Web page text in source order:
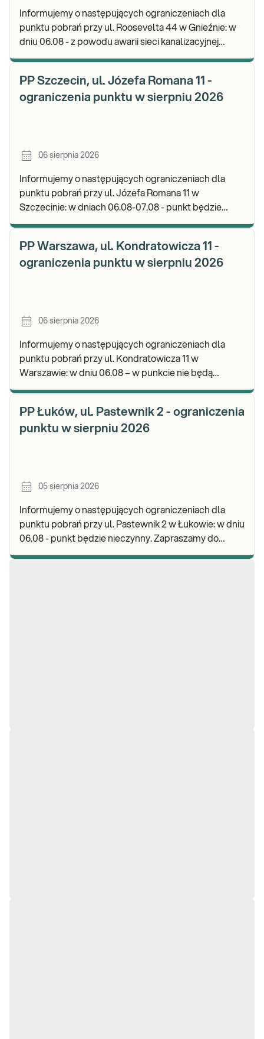
Informujemy o następujących ograniczeniach dla
punktu pobrań przy ul. Roosevelta 44 w Gnieźnie: w
dniu 06.08 - z powodu awarii sieci kanalizacyjnej
PP Szczecin, ul. Józefa Romana 11 -
ograniczenia punktu w sierpniu 2026
06 sierpnia 2026
Informujemy o następujących ograniczeniach dla
punktu pobrań przy ul. Józefa Romana 11 w
Szczecinie: w dniach 06.08-07.08 - punkt będzie
PP Warszawa, ul. Kondratowicza 11 -
ograniczenia punktu w sierpniu 2026
06 sierpnia 2026
Informujemy o następujących ograniczeniach dla
punktu pobrań przy ul. Kondratowicza 11 w
Warszawie: w dniu 06.08 – w punkcie nie będą
PP Łuków, ul. Pastewnik 2 - ograniczenia
punktu w sierpniu 2026
05 sierpnia 2026
Informujemy o następujących ograniczeniach dla
punktu pobrań przy ul. Pastewnik 2 w Łukowie: w dniu
06.08 - punkt będzie nieczynny. Zapraszamy do